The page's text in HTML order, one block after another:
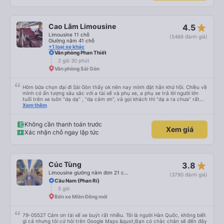
Cao Lâm Limousine
Limousine 11 chỗ
Giường nằm 41 chỗ
+1 loại xe khác
4.5 star_rate
(5466 đánh giá)
Văn phòng Phan Thiết
2 giờ 30 phút
Văn phòng Sài Gòn
Hôm bữa chọn đại đi Sài Gòn thấy ok nên nay mình đặt hẳn khứ hồi. Chiều về
mình có ấn tượng sâu sắc với a tài xế và phụ xe, a phụ xe trả lời người lớn
tuổi trên xe luôn “dạ dạ” , “dạ cảm ơn”, và gọi khách thì “dạ a ra chưa” rất
lịch sự, lúc giải thích cho khách thì cân cần nhẹ nhàng, anh tài xế thì chạy
bị mệt dữ lắm. Mình cảm thấy các anh rất có tâm với nghề và có năng lượng
tích cực dù cho công việc vất vả. Dù đi cẩn thận nhưng trả khách đúng giờ,
sẽ ủng hộ nhà xe tiếp ạ
Xem thêm
Không cần thanh toán trước
Xác nhận chỗ ngay lập tức
Xem giá
Cúc Tùng 3.8 star_rate
(3790 đánh giá)
Cầu Nam (Phan Rí)
5 giờ
Bến xe Miền Đông mới
79-05527 Cảm ơn tài xế xe buýt rất nhiều. Tôi là người Hàn Quốc, không biết
gì cả nhưng tôi cứ hỏi trên Google Maps &quot;Bạn có chắc chắn sẽ đến đây